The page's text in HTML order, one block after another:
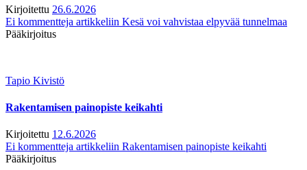
Kirjoitettu 26.6.2026
Ei kommentteja artikkeliin Kesä voi vahvistaa elpyvää tunnelmaa
Pääkirjoitus
Tapio Kivistö
Rakentamisen painopiste keikahti
Kirjoitettu 12.6.2026
Ei kommentteja artikkeliin Rakentamisen painopiste keikahti
Pääkirjoitus